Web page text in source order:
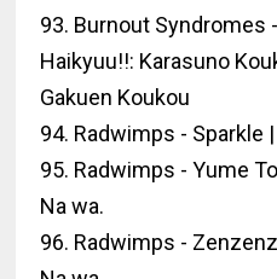
93. Burnout Syndromes
Haikyuu!!: Karasuno
Gakuen Koukou
94. Radwimps - Sparkle
95. Radwimps - Yume
Na wa.
96. Radwimps -